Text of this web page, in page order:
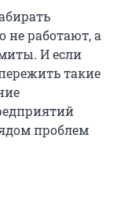
не работают, а
И если
такие
проблем